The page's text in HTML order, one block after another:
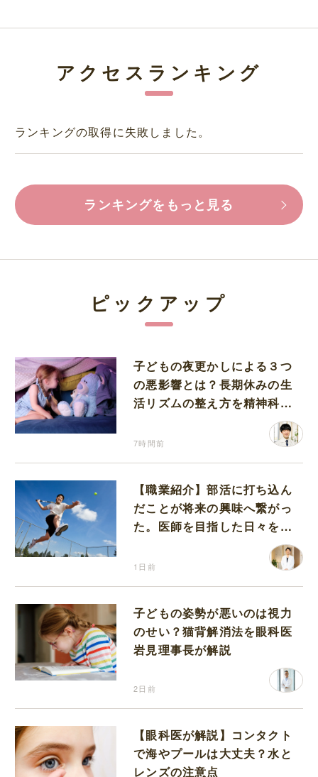
アクセスランキング
ランキングの取得に失敗しました。
ランキングをもっと見る
ピックアップ
子どもの夜更かしによる３つ
の悪影響とは？長期休みの生
活リズムの整え方を精神科医
7時間前
【職業紹介】部活に打ち込ん
だことが将来の興味へ繋がっ
た。医師を目指した日々を振
1日前
子どもの姿勢が悪いのは視力
のせい？猫背解消法を眼科医
岩見理事長が解説
2日前
【眼科医が解説】コンタクト
で海やプールは大丈夫？水と
レンズの注意点